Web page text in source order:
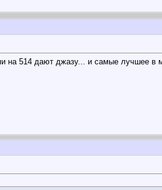
на 514 дают джазу... и самые лучшее в